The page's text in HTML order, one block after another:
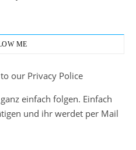
ME
our Privacy Police
einfach folgen. Einfach
und ihr werdet per Mail